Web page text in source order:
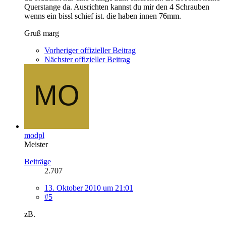
Querstange da. Ausrichten kannst du mir den 4 Schrauben
wenns ein bissl schief ist. die haben innen 76mm.
Gruß marg
Vorheriger offizieller Beitrag
Nächster offizieller Beitrag
modpl
Meister
Beiträge
2.707
13. Oktober 2010 um 21:01
#5
zB.